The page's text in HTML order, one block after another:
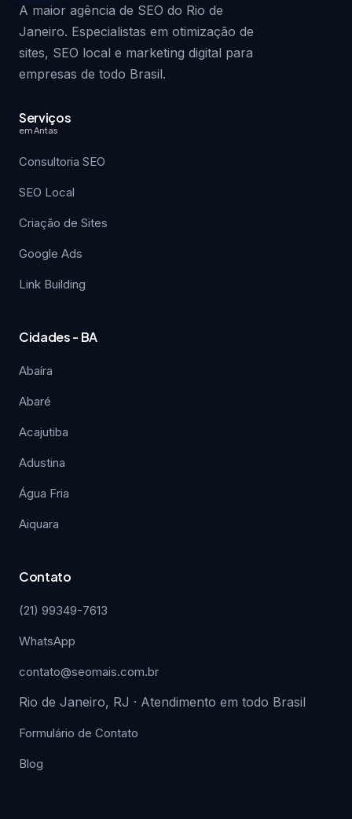
A maior agência de SEO do Rio de
Janeiro. Especialistas em otimização de
sites, SEO local e marketing digital para
empresas de todo Brasil.
Serviços
em Antas
Consultoria SEO
SEO Local
Criação de Sites
Google Ads
Link Building
Cidades - BA
Abaíra
Abaré
Acajutiba
Adustina
Água Fria
Aiquara
Contato
(21) 99349-7613
WhatsApp
contato@seomais.com.br
Rio de Janeiro, RJ · Atendimento em todo Brasil
Formulário de Contato
Blog